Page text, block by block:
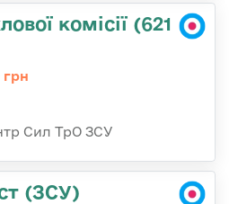
комісії (621
грн
Сил ТрО ЗСУ
(ЗСУ)